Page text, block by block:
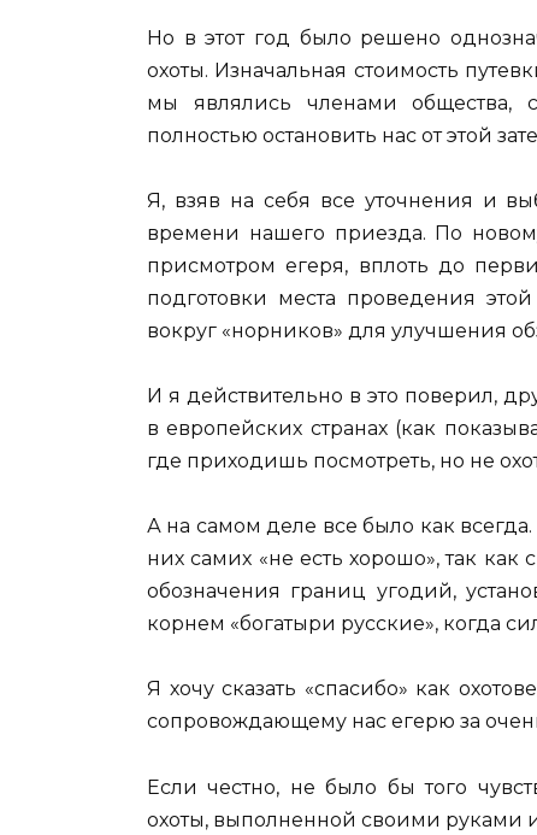
Но в этот год было решено
охоты. Изначальная стоимость
мы являлись членами общества,
полностью остановить нас от этой
Я, взяв на себя все уточнения и
времени нашего приезда. По
присмотром егеря, вплоть до
подготовки места проведения
вокруг «норников» для улучшения
И я действительно в это поверил,
в европейских странах (как
где приходишь посмотреть, но не
А на самом деле все было как
них самих «не есть хорошо», так как
обозначения границ угодий,
корнем «богатыри русские», когда
Я хочу сказать «спасибо» как
сопровождающему нас егерю за
Если честно, не было бы того
охоты, выполненной своими руками